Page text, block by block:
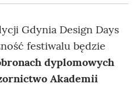
Gdynia Design Days
festiwalu będzie
dyplomowych
Akademii